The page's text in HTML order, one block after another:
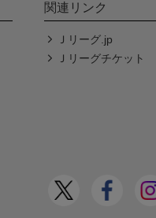
関連リンク
Ｊリーグ.jp
Ｊリーグチケット